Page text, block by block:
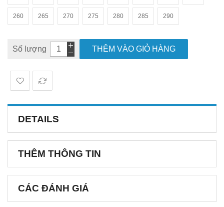
260 265 270 275 280 285 290
Số lượng THÊM VÀO GIỎ HÀNG
DETAILS
THÊM THÔNG TIN
CÁC ĐÁNH GIÁ